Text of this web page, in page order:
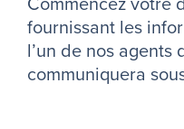
fournissant les
l’un de nos
communiquera